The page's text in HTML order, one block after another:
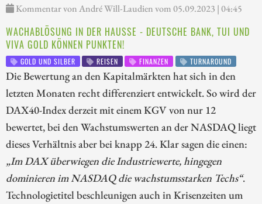
Kommentar von André Will-Laudien vom 05.09.2023 | 04:45
WACHABLÖSUNG IN DER HAUSSE - DEUTSCHE BANK, TUI UND
VIVA GOLD KÖNNEN PUNKTEN!
GOLD UND SILBER REISEN FINANZEN TURNAROUND
Die Bewertung an den Kapitalmärkten hat sich in den
letzten Monaten recht differenziert entwickelt. So wird der
DAX40-Index derzeit mit einem KGV von nur 12
bewertet, bei den Wachstumswerten an der NASDAQ liegt
dieses Verhältnis aber bei knapp 24. Klar sagen die einen:
„Im DAX überwiegen die Industriewerte, hingegen
dominieren im NASDAQ die wachstumsstarken Techs“.
Technologietitel beschleunigen auch in Krisenzeiten um